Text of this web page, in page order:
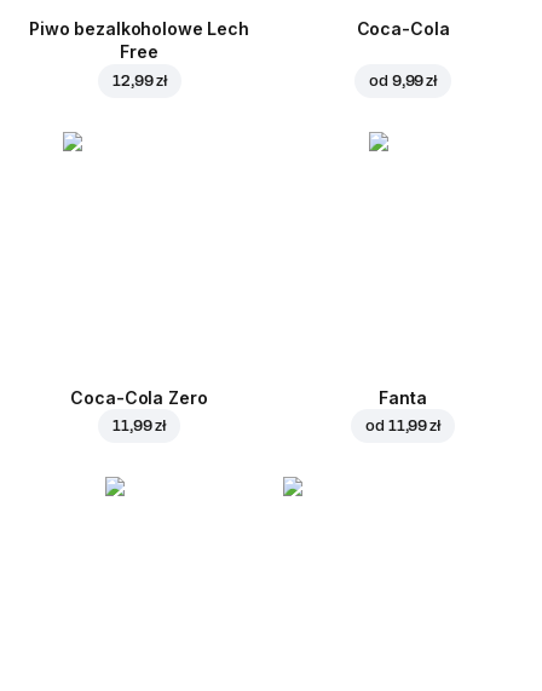
Piwo bezalkoholowe Lech
Free
12,99 zł
Coca-Cola
od 9,99 zł
Coca-Cola Zero
11,99 zł
Fanta
od 11,99 zł